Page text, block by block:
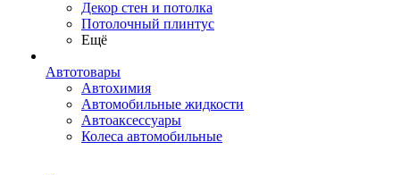
Декор стен и потолка
Потолочный плинтус
Ещё
Автотовары
Автохимия
Автомобильные жидкости
Автоаксессуары
Колеса автомобильные